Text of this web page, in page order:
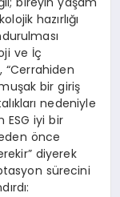
hazırlığı
ve İç
“Cerrahiden
bir giriş
nedeniyle
iyi bir
önce
diyerek
sürecini